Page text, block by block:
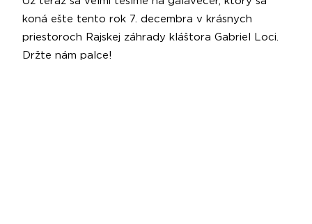
koná ešte tento rok 7. decembra v krásnych
priestoroch Rajskej záhrady kláštora Gabriel Loci.
Držte nám palce!